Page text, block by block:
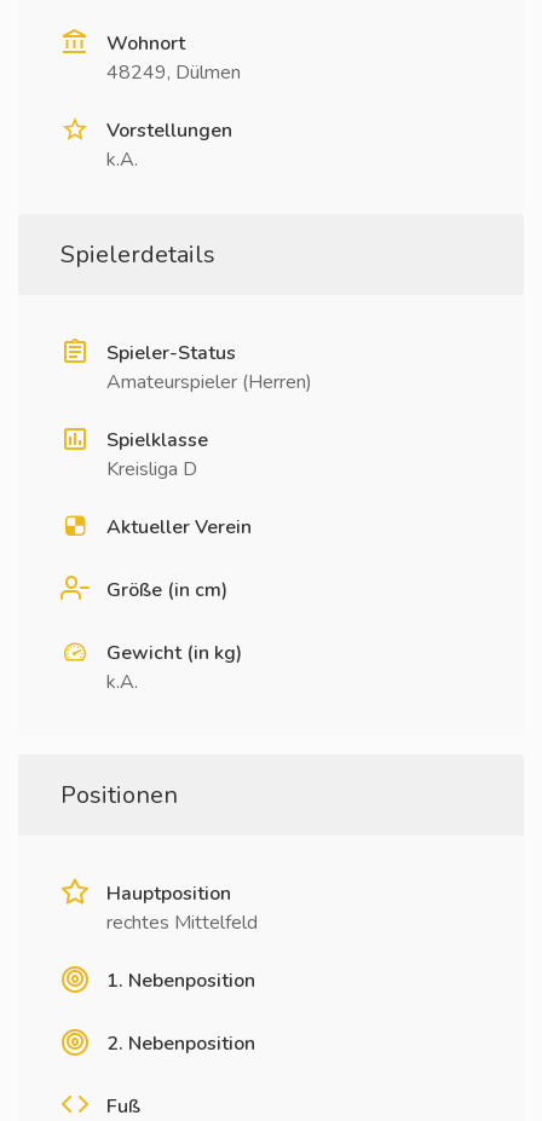
Wohnort
48249, Dülmen
Vorstellungen
k.A.
Spielerdetails
Spieler-Status
Amateurspieler (Herren)
Spielklasse
Kreisliga D
Aktueller Verein
Größe (in cm)
Gewicht (in kg)
k.A.
Positionen
Hauptposition
rechtes Mittelfeld
1. Nebenposition
2. Nebenposition
Fuß